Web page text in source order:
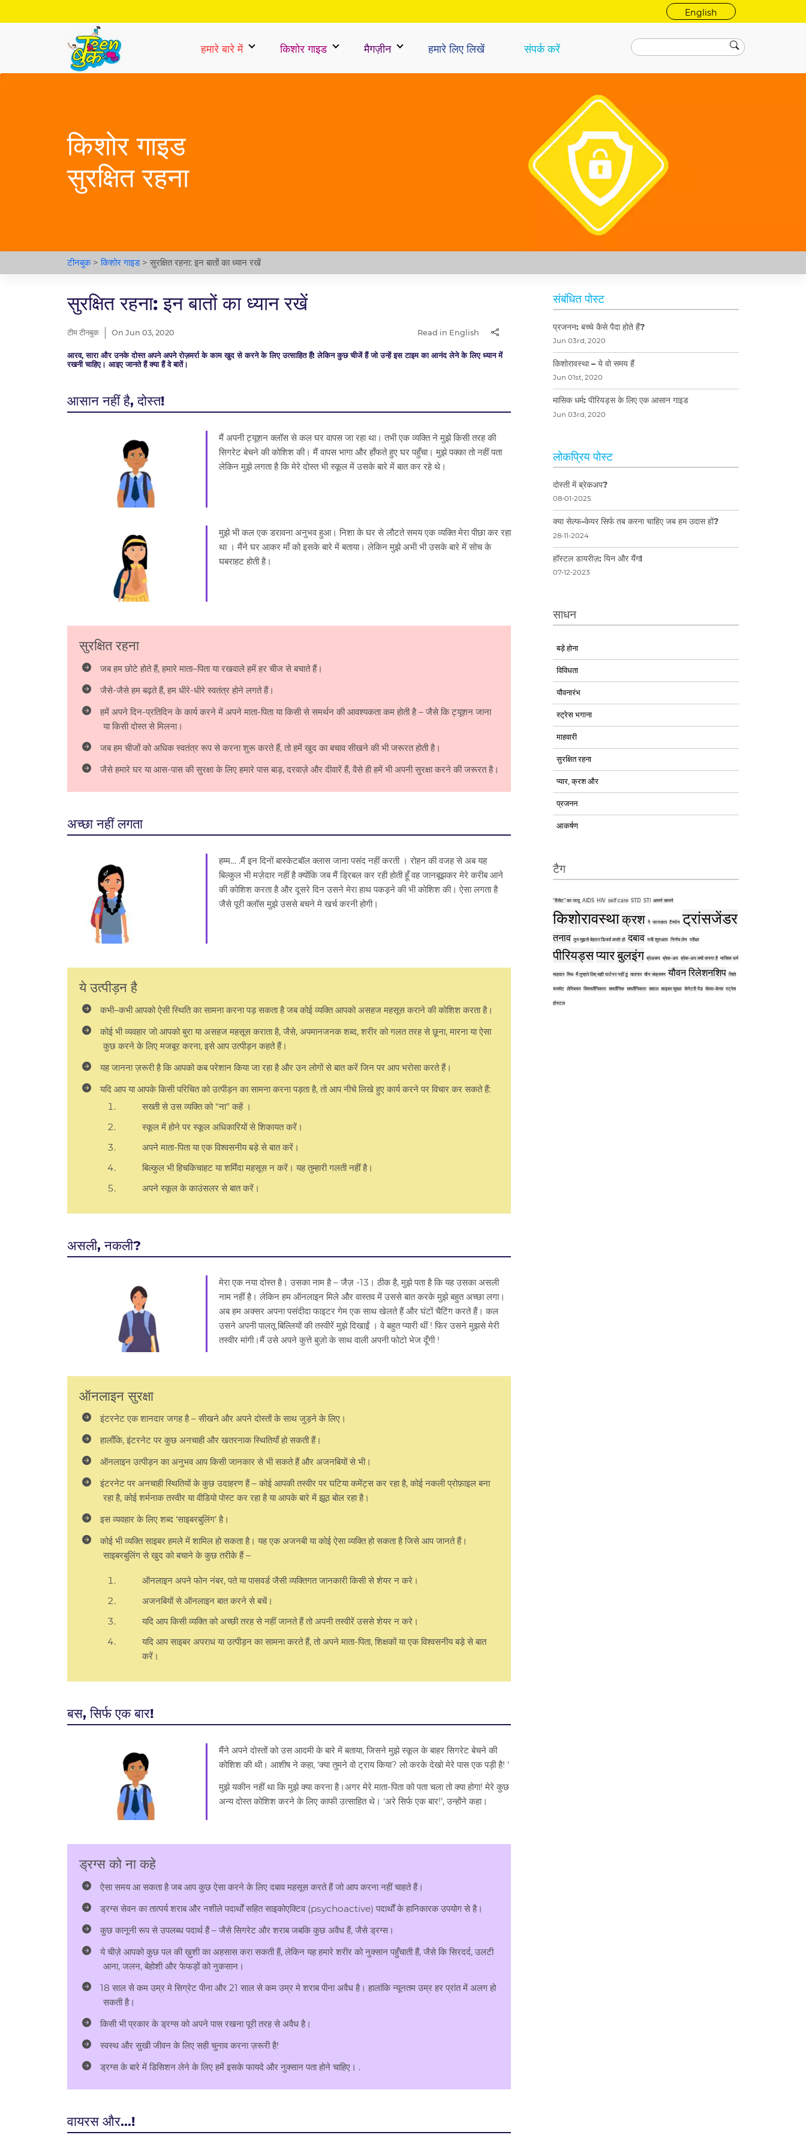
English
हमारे बारे में किशोर गाइड मैगज़ीन हमारे लिए लिखें संपर्क करें
किशोर गाइड
सुरक्षित रहना
टीनबुक>किशोर गाइड> सुरक्षित रहना: इन बातों का ध्यान रखें
सुरक्षित रहना: इन बातों का ध्यान रखें
टीम टीनबुक On Jun 03, 2020 Read in English
आरव, सारा और उनके दोस्त अपने अपने रोज़मर्रा के काम खुद से करने के लिए उत्साहित हैं! लेकिन कुछ चीजें हैं जो उन्हें इस टाइम का आनंद लेने के लिए ध्यान में
रखनी चाहिए। आइए जानते हैं क्या हैं वे बातें।
आसान नहीं है, दोस्त!
मैं अपनी ट्यूशन क्लॉस से कल घर वापस जा रहा था। तभी एक व्यक्ति ने मुझे किसी तरह की
सिगरेट बेचने की कोशिश की। मैं वापस भागा और हाँफते हुए घर पहुँचा। मुझे पक्का तो नहीं पता
लेकिन मुझे लगता है कि मेरे दोस्त भी स्कूल में उसके बारे में बात कर रहे थे।
मुझे भी कल एक डरावना अनुभव हुआ। निशा के घर से लौटते समय एक व्यक्ति मेरा पीछा कर रहा
था । मैंने घर आकर माँ को इसके बारे में बताया। लेकिन मुझे अभी भी उसके बारे में सोच के
घबराहट होती है।
सुरक्षित रहना
जब हम छोटे होते हैं, हमारे माता–पिता या रखवाले हमें हर चीज से बचाते हैं।
जैसे-जैसे हम बढ़ते हैं, हम धीरे-धीरे स्वतंत्र होने लगते हैं।
हमें अपने दिन-प्रतिदिन के कार्य करने में अपने माता-पिता या किसी से समर्थन की आवश्यकता कम होती है – जैसे कि ट्यूशन जाना
या किसी दोस्त से मिलना।
जब हम चीजों को अधिक स्वतंत्र रूप से करना शुरू करते हैं, तो हमें खुद का बचाव सीखने की भी जरूरत होती है।
जैसे हमारे घर या आस-पास की सुरक्षा के लिए हमारे पास बाड़, दरवाज़े और दीवारें हैं, वैसे ही हमें भी अपनी सुरक्षा करने की जरूरत है।
अच्छा नहीं लगता
हम्म… .मैं इन दिनों बास्केटबॉल क्लास जाना पसंद नहीं करती । रोहन की वजह से अब यह
बिल्कुल भी मज़ेदार नहीं है क्योंकि जब मैं ड्रिबल कर रही होती हूँ वह जानबूझकर मेरे करीब आने
की कोशिश करता है और दूसरे दिन उसने मेरा हाथ पकड़ने की भी कोशिश की। ऐसा लगता है
जैसे पूरी क्लॉस मुझे उससे बचने मे खर्च करनी होगी।
ये उत्पीड़न है
कभी–कभी आपको ऐसी स्थिति का सामना करना पड़ सकता है जब कोई व्यक्ति आपको असहज महसूस कराने की कोशिश करता है।
कोई भी व्यवहार जो आपको बुरा या असहज महसूस कराता है, जैसे, अपमानजनक शब्द, शरीर को गलत तरह से छूना, मारना या ऐसा
कुछ करने के लिए मजबूर करना, इसे आप उत्पीड़न कहते हैं।
यह जानना ज़रूरी है कि आपको कब परेशान किया जा रहा है और उन लोगों से बात करें जिन पर आप भरोसा करते हैं।
यदि आप या आपके किसी परिचित को उत्पीड़न का सामना करना पड़ता है, तो आप नीचे लिखे हुए कार्य करने पर विचार कर सकते हैं:
सख्ती से उस व्यक्ति को “ना” कहें ।
स्कूल में होने पर स्कूल अधिकारियों से शिकायत करें।
अपने माता-पिता या एक विश्वसनीय बड़े से बात करें।
बिल्कुल भी हिचकिचाहट या शर्मिंदा महसूस न करें। यह तुम्हारी गलती नहीं है।
अपने स्कूल के काउंसलर से बात करें।
असली, नकली?
मेरा एक नया दोस्त है। उसका नाम है – जैज़ -13। ठीक है, मुझे पता है कि यह उसका असली
नाम नहीं है। लेकिन हम ऑनलाइन मिले और वास्तव में उससे बात करके मुझे बहुत अच्छा लगा।
अब हम अक्सर अपना पसंदीदा फाइटर गेम एक साथ खेलते हैं और घंटों चैटिंग करते हैं। कल
उसने अपनी पालतू बिल्लियों की तस्वीरें मुझे दिखाईं । वे बहुत प्यारी थीं ! फिर उसने मुझसे मेरी
तस्वीर मांगी।मैं उसे अपने कुत्ते बुज़ो के साथ वाली अपनी फोटो भेज दूँगी !
ऑनलाइन सुरक्षा
इंटरनेट एक शानदार जगह है – सीखने और अपने दोस्तों के साथ जुड़ने के लिए।
हालाँकि, इंटरनेट पर कुछ अनचाही और खतरनाक स्थितियाँ हो सकती हैं।
ऑनलाइन उत्पीड़न का अनुभव आप किसी जानकार से भी सकते हैं और अजनबियों से भी।
इंटरनेट पर अनचाही स्थितियों के कुछ उदाहरण हैं – कोई आपकी तस्वीर पर घटिया कमेंट्स कर रहा है, कोई नकली प्रोफ़ाइल बना
रहा है, कोई शर्मनाक तस्वीर या वीडियो पोस्ट कर रहा है या आपके बारे में झूठ बोल रहा है।
इस व्यवहार के लिए शब्द ‘साइबरबुलिंग’ है।
कोई भी व्यक्ति साइबर हमले में शामिल हो सकता है। यह एक अजनबी या कोई ऐसा व्यक्ति हो सकता है जिसे आप जानते हैं।
साइबरबुलिंग से खुद को बचाने के कुछ तरीके हैं –
ऑनलाइन अपने फोन नंबर, पते या पासवर्ड जैसी व्यक्तिगत जानकारी किसी से शेयर न करे।
अजनबियों से ऑनलाइन बात करने से बचें।
यदि आप किसी व्यक्ति को अच्छी तरह से नहीं जानते हैं तो अपनी तस्वीरें उससे शेयर न करे।
यदि आप साइबर अपराध या उत्पीड़न का सामना करते हैं, तो अपने माता-पिता, शिक्षकों या एक विश्वसनीय बड़े से बात
करें।
बस, सिर्फ एक बार!
मैंने अपने दोस्तों को उस आदमी के बारे में बताया, जिसने मुझे स्कूल के बाहर सिगरेट बेचने की
कोशिश की थी। आशीष ने कहा, ‘क्या तुमने वो ट्राय किया? लो करके देखो मेरे पास एक पड़ी है! ‘
मुझे यकीन नहीं था कि मुझे क्या करना है।अगर मेरे माता-पिता को पता चला तो क्या होगा! मेरे कुछ
अन्य दोस्त कोशिश करने के लिए काफी उत्साहित थे। ‘अरे सिर्फ एक बार!’, उन्होंने कहा।
ड्रग्स को ना कहे
ऐसा समय आ सकता है जब आप कुछ ऐसा करने के लिए दबाव महसूस करते हैं जो आप करना नहीं चाहते हैं।
ड्रग्स सेवन का तात्पर्य शराब और नशीले पदार्थों सहित साइकोएक्टिव (psychoactive) पदार्थों के हानिकारक उपयोग से है।
कुछ कानूनी रूप से उपलब्ध पदार्थ हैं – जैसे सिगरेट और शराब जबकि कुछ अवैध हैं, जैसे ड्रग्स।
ये चीज़े आपको कुछ पल की ख़ुशी का अहसास करा सकती हैं, लेकिन यह हमारे शरीर को नुक्सान पहुँचाती हैं, जैसे कि सिरदर्द, उलटी
आना, जलन, बेहोशी और फेफड़ों को नुकसान।
18 साल से कम उम्र मे सिग्रेट पीना और 21 साल से कम उम्र मे शराब पीना अवैध है। हालांकि न्यूनतम उम्र हर प्रांत में अलग हो
सकती है।
किसी भी प्रकार के ड्रग्स को अपने पास रखना पूरी तरह से अवैध है।
स्वस्थ और सुखी जीवन के लिए सही चुनाव करना ज़रूरी है!
ड्रग्स के बारे में डिसिशन लेने के लिए हमें इसके फायदे और नुक्सान पता होने चाहिए। .
वायरस और…!
संबंधित पोस्ट
प्रजनन: बच्चे कैसे पैदा होते हैं?
Jun 03rd, 2020
किशोरावस्था – ये वो समय हैं
Jun 01st, 2020
मासिक धर्म: पीरियड्स के लिए एक आसान गाइड
Jun 03rd, 2020
लोकप्रिय पोस्ट
दोस्ती में ब्रेकअप?
08-01-2025
क्या सेल्फ-केयर सिर्फ तब करना चाहिए जब हम उदास हों?
28-11-2024
हॉस्टल डायरीज़: यिन और यैंग!
07-12-2023
साधन
बड़े होना
विविधता
यौवनारंभ
स्ट्रेस भगाना
माहवारी
सुरक्षित रहना
प्यार, क्रश और
प्रजनन
आकर्षण
टैग
"रीसेट" का जादू AIDS HIV self care STD STI आमने सामने
किशोरावस्थाक्रश गे जानकार टैम्पोन ट्रांसजेंडर
तनाव तुम मुझसे बेहतर डिजर्व करते हो दबाव नयी शुरुआत निर्णय लेन परीक्षा
पीरियड्सप्यारबुलइंग ब्रेअकप ब्रेक-अप ब्रेक-अप क्यों करना है मासिक धर्म
माहवार मिथ मैं तुम्हारे लिए सही पार्टनर नहीं हूं यादगार यौन संक्रमण यौवन रिलेशनशिप रिश्ते
रूममेट लेस्बियन विषमलैंगिकता समलैंगिक समलैंगिकता सवाल साइबर सुरक्षा सेनेटरी पैड सेल्फ-केयर स्ट्रेस
होस्टल